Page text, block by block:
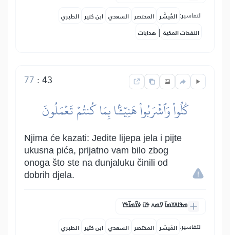
التفاسير: المُيسَّر المختصر السعدي ابن كثير الطبري
النفحات المكية | هدايات
43
:
77
كُلُواْ وَٱشۡرَبُواْ هَنِيٓـَٔۢا بِمَا كُنتُمۡ تَعۡمَلُونَ
Njima će kazati: Jedite lijepa jela i pijte
ukusna pića, prijatno vam bilo zbog
onoga što ste na dunjaluku činili od
dobrih djela.
ߘߟߊߡߌߘߊ߫ ߜߘߍ ߟߎ߫ ߦߌ߬ߘߊ߬ߟߌ
التفاسير: المُيسَّر المختصر السعدي ابن كثير الطبري